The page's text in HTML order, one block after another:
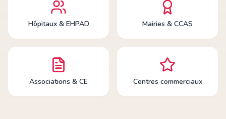
Hôpitaux & EHPAD Mairies & CCAS
Associations & CE Centres commerciaux